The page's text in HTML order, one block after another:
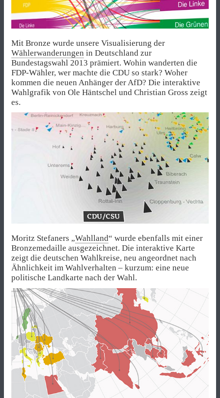
Mit Bronze wurde unsere Visualisierung der
Wählerwanderungen in Deutschland zur
Bundestagswahl 2013 prämiert. Wohin wanderten die
FDP-Wähler, wer machte die CDU so stark? Woher
kommen die neuen Anhänger der AfD? Die interaktive
Wahlgrafik von Ole Häntschel und Christian Gross zeigt
es.
Moritz Stefaners „Wahlland“ wurde ebenfalls mit einer
Bronzemedaille ausgezeichnet. Die interaktive Karte
zeigt die deutschen Wahlkreise, neu angeordnet nach
Ähnlichkeit im Wahlverhalten – kurzum: eine neue
politische Landkarte nach der Wahl.